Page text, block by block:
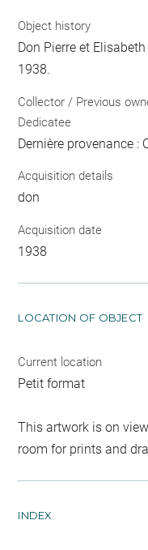
Object history
Don Pierre et
1938.
Collector / Previous
Dedicatee
Dernière provenance :
Acquisition details
don
Acquisition date
1938
LOCATION OF OBJECT
Current location
Petit format
This artwork is on
room for prints and
INDEX